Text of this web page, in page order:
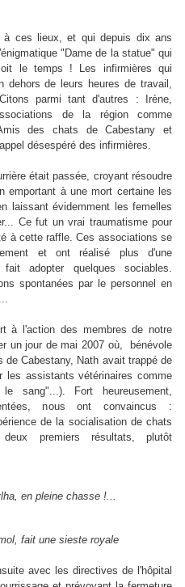
à ces lieux, et qui depuis dix ans
"Dame de la statue" qui
le temps ! Les infirmières qui
dehors de leurs heures de travail,
parmi tant d'autres : Irène,
de la région comme
des chats de Cabestany et
désespéré des infirmières.
était passée, croyant résoudre
emportant à une mort certaine les
laissant évidemment les femelles
Ce fut un vrai traumatisme pour
à cette raffle. Ces associations se
et ont réalisé plus d'une
adopter quelques sociables.
spontanées par le personnel en
à l'action des membres de notre
un jour de mai 2007 où, bénévole
Cabestany, Nath avait trappé de
les assistants vétérinaires comme
sang"...). Fort heureusement,
nous ont convaincus :
de la socialisation de chats
premiers résultats, plutôt
en pleine chasse !...
fait une sieste royale
avec les directives de l'hôpital